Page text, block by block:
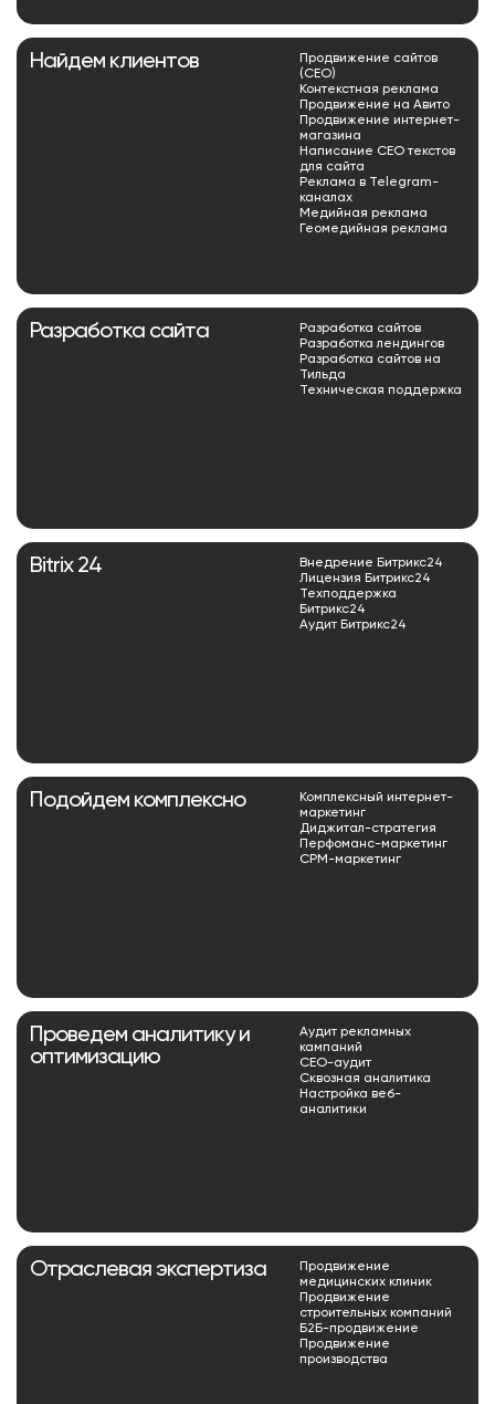
Найдем клиентов
Продвижение сайтов
(СЕО)
Контекстная реклама
Продвижение на Авито
Продвижение интернет-
магазина
Написание СЕО текстов
для сайта
Реклама в Telegram-
каналах
Медийная реклама
Геомедийная реклама
Разработка сайта
Разработка сайтов
Разработка лендингов
Разработка сайтов на
Тильда
Техническая поддержка
Bitrix 24
Внедрение Битрикс24
Лицензия Битрикс24
Техподдержка
Битрикс24
Аудит Битрикс24
Подойдем комплексно
Комплексный интернет-
маркетинг
Диджитал-стратегия
Перфоманс-маркетинг
СРМ-маркетинг
Проведем аналитику и
оптимизацию
Аудит рекламных
кампаний
СЕО-аудит
Сквозная аналитика
Настройка веб-
аналитики
Отраслевая экспертиза
Продвижение
медицинских клиник
Продвижение
строительных компаний
Б2Б-продвижение
Продвижение
производства